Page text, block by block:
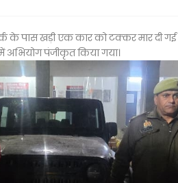
के पास खड़ी एक कार को टक्कर मार दी गई
अभियोग पंजीकृत किया गया।